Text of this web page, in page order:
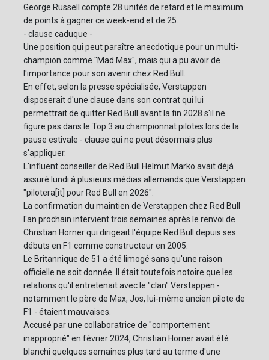
George Russell compte 28 unités de retard et le maximum
de points à gagner ce week-end et de 25.
- clause caduque -
Une position qui peut paraître anecdotique pour un multi-
champion comme "Mad Max", mais qui a pu avoir de
l'importance pour son avenir chez Red Bull.
En effet, selon la presse spécialisée, Verstappen
disposerait d'une clause dans son contrat qui lui
permettrait de quitter Red Bull avant la fin 2028 s'il ne
figure pas dans le Top 3 au championnat pilotes lors de la
pause estivale - clause qui ne peut désormais plus
s'appliquer.
L'influent conseiller de Red Bull Helmut Marko avait déjà
assuré lundi à plusieurs médias allemands que Verstappen
"pilotera[it] pour Red Bull en 2026".
La confirmation du maintien de Verstappen chez Red Bull
l'an prochain intervient trois semaines après le renvoi de
Christian Horner qui dirigeait l'équipe Red Bull depuis ses
débuts en F1 comme constructeur en 2005.
Le Britannique de 51 a été limogé sans qu'une raison
officielle ne soit donnée. Il était toutefois notoire que les
relations qu'il entretenait avec le "clan" Verstappen -
notamment le père de Max, Jos, lui-même ancien pilote de
F1 - étaient mauvaises.
Accusé par une collaboratrice de "comportement
inapproprié" en février 2024, Christian Horner avait été
blanchi quelques semaines plus tard au terme d'une